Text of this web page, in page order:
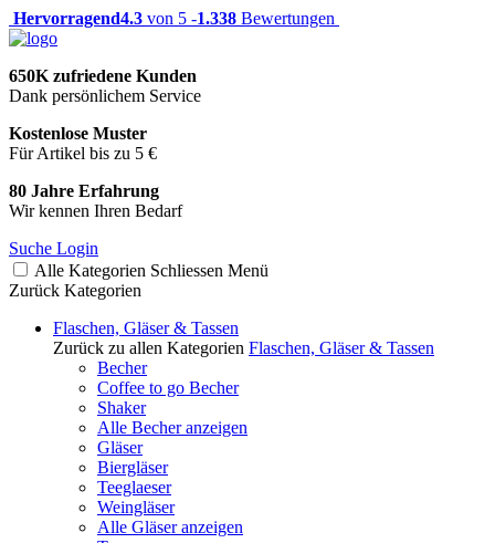
Hervorragend4.3 von 5 -1.338 Bewertungen
650K zufriedene Kunden
Dank persönlichem Service
Kostenlose Muster
Für Artikel bis zu 5 €
80 Jahre Erfahrung
Wir kennen Ihren Bedarf
Suche Login
Alle Kategorien Schliessen Menü
Zurück Kategorien
Flaschen, Gläser & Tassen
Zurück zu allen Kategorien Flaschen, Gläser & Tassen
Becher
Coffee to go Becher
Shaker
Alle Becher anzeigen
Gläser
Biergläser
Teeglaeser
Weingläser
Alle Gläser anzeigen